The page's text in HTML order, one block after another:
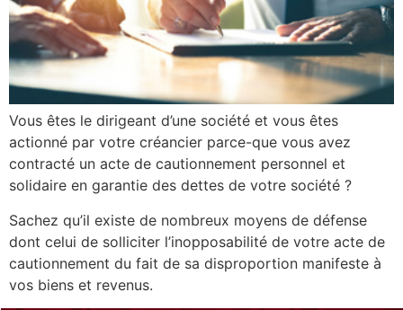
Vous êtes le dirigeant d’une société et vous êtes
actionné par votre créancier parce-que vous avez
contracté un acte de cautionnement personnel et
solidaire en garantie des dettes de votre société ?
Sachez qu’il existe de nombreux moyens de défense
dont celui de solliciter l’inopposabilité de votre acte de
cautionnement du fait de sa disproportion manifeste à
vos biens et revenus.